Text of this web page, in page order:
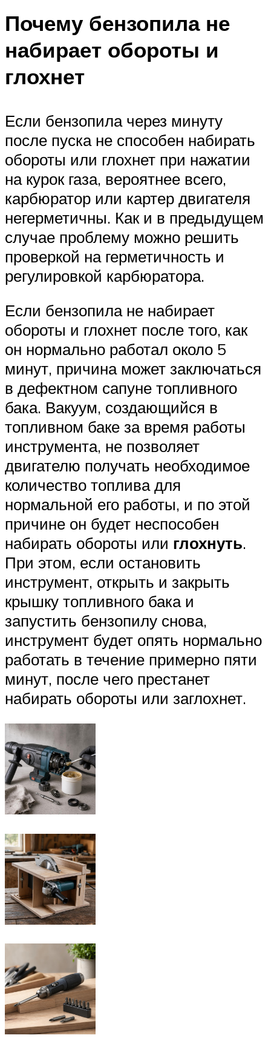
Почему бензопила не
набирает обороты и
глохнет
Если бензопила через минуту
после пуска не способен набирать
обороты или глохнет при нажатии
на курок газа, вероятнее всего,
карбюратор или картер двигателя
негерметичны. Как и в предыдущем
случае проблему можно решить
проверкой на герметичность и
регулировкой карбюратора.
Если бензопила не набирает
обороты и глохнет после того, как
он нормально работал около 5
минут, причина может заключаться
в дефектном сапуне топливного
бака. Вакуум, создающийся в
топливном баке за время работы
инструмента, не позволяет
двигателю получать необходимое
количество топлива для
нормальной его работы, и по этой
причине он будет неспособен
набирать обороты или глохнуть.
При этом, если остановить
инструмент, открыть и закрыть
крышку топливного бака и
запустить бензопилу снова,
инструмент будет опять нормально
работать в течение примерно пяти
минут, после чего престанет
набирать обороты или заглохнет.